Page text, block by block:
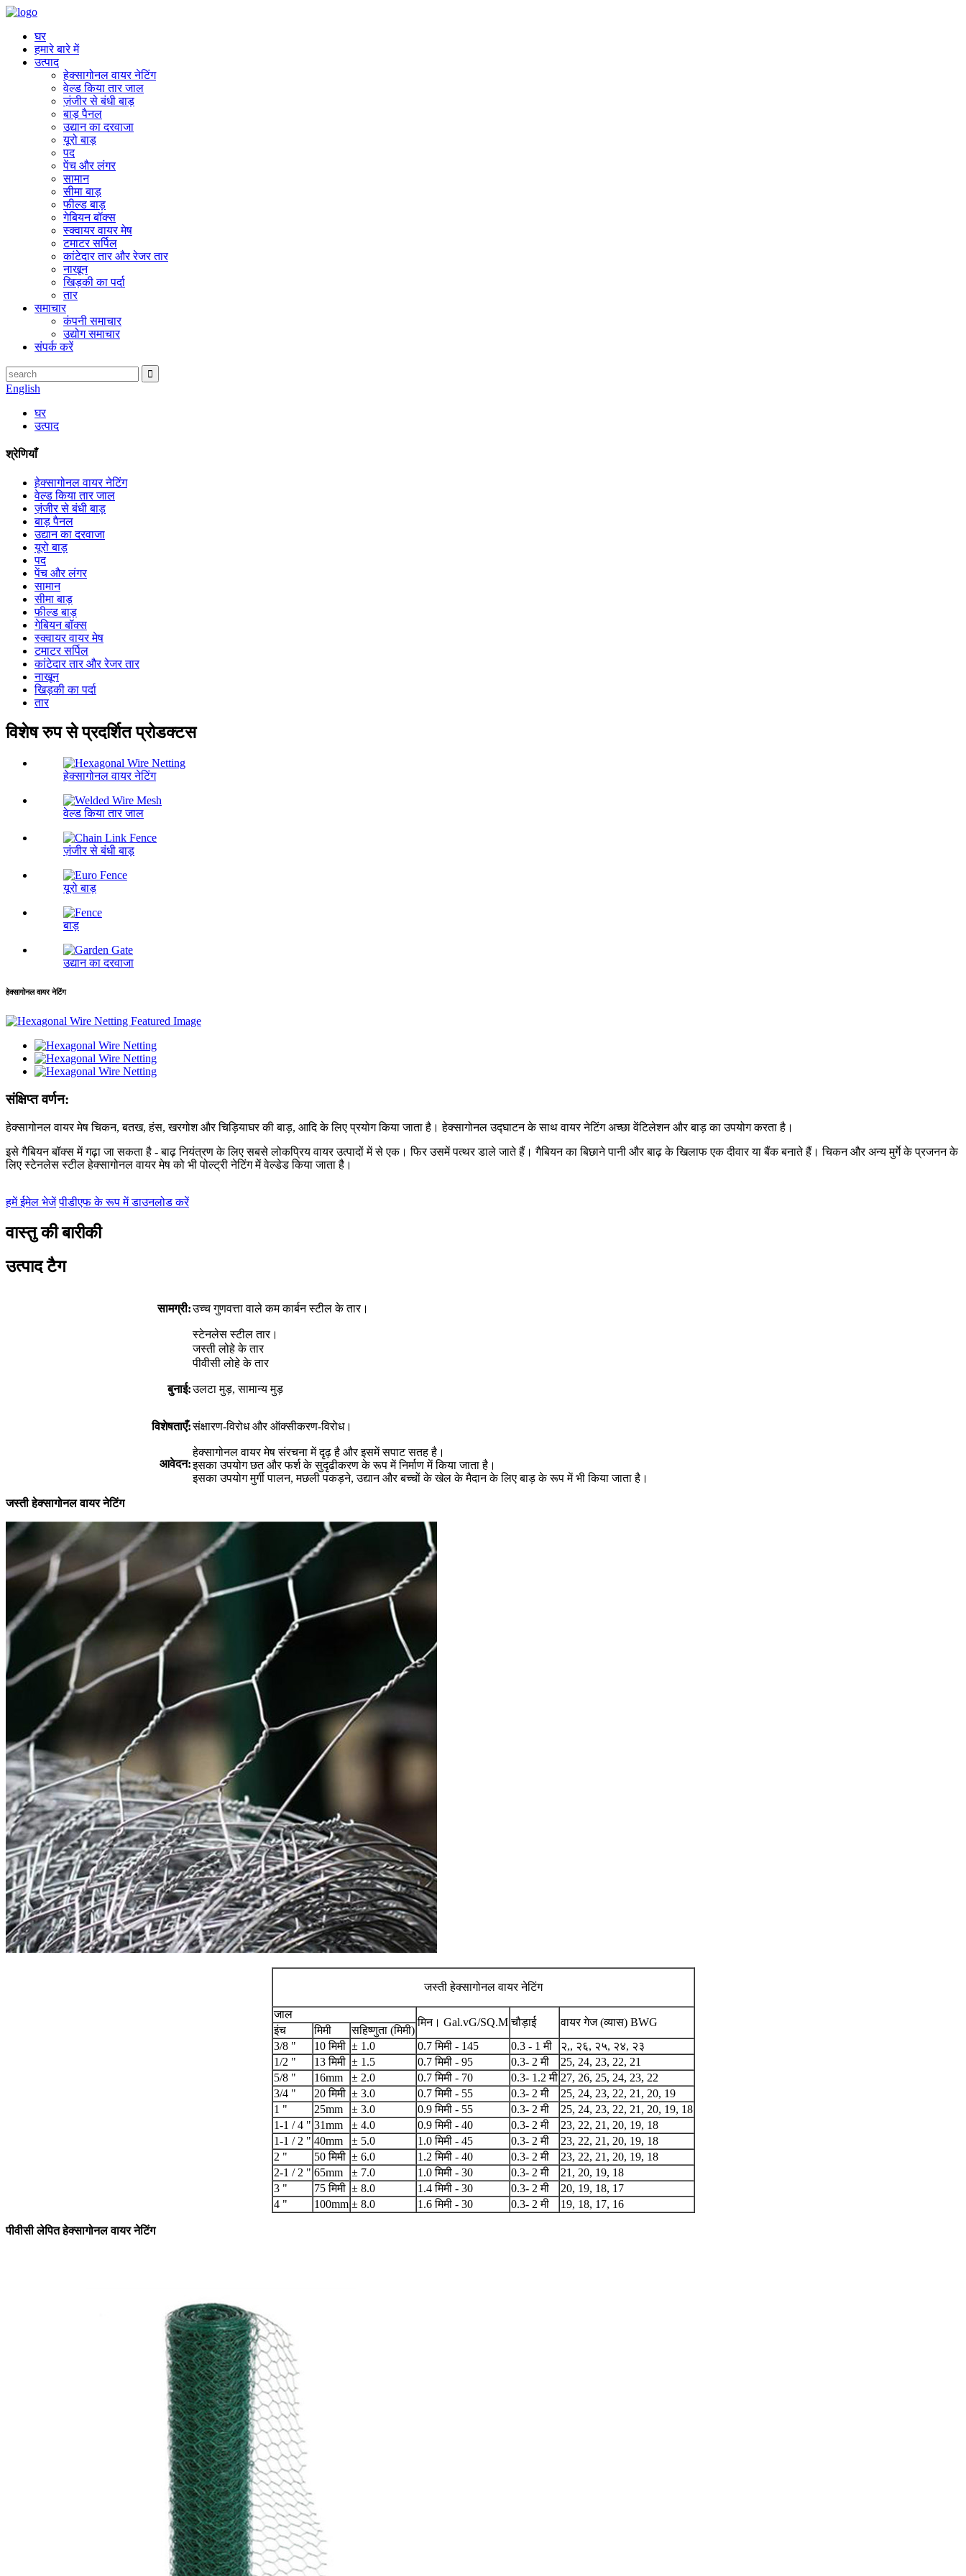
घर
हमारे बारे में
उत्पाद
हेक्सागोनल वायर नेटिंग
वेल्ड किया तार जाल
ज़ंजीर से बंधी बाड़
बाड़ पैनल
उद्यान का दरवाजा
यूरो बाड़
पद
पेंच और लंगर
सामान
सीमा बाड़
फील्ड बाड़
गेबियन बॉक्स
स्क्वायर वायर मेष
टमाटर सर्पिल
कांटेदार तार और रेजर तार
नाखून
खिड़की का पर्दा
तार
समाचार
कंपनी समाचार
उद्योग समाचार
संपर्क करें
English
घर
उत्पाद
श्रेणियाँ
हेक्सागोनल वायर नेटिंग
वेल्ड किया तार जाल
ज़ंजीर से बंधी बाड़
बाड़ पैनल
उद्यान का दरवाजा
यूरो बाड़
पद
पेंच और लंगर
सामान
सीमा बाड़
फील्ड बाड़
गेबियन बॉक्स
स्क्वायर वायर मेष
टमाटर सर्पिल
कांटेदार तार और रेजर तार
नाखून
खिड़की का पर्दा
तार
विशेष रुप से प्रदर्शित प्रोडक्टस
हेक्सागोनल वायर नेटिंग
वेल्ड किया तार जाल
ज़ंजीर से बंधी बाड़
यूरो बाड़
बाड़
उद्यान का दरवाजा
हेक्सागोनल वायर नेटिंग
संक्षिप्त वर्णन:
हेक्सागोनल वायर मेष चिकन, बतख, हंस, खरगोश और चिड़ियाघर की बाड़, आदि के लिए प्रयोग किया जाता है। हेक्सागोनल उद्घाटन के साथ वायर नेटिंग अच्छा वेंटिलेशन और बाड़ का उपयोग करता है।
इसे गैबियन बॉक्स में गढ़ा जा सकता है - बाढ़ नियंत्रण के लिए सबसे लोकप्रिय वायर उत्पादों में से एक। फिर उसमें पत्थर डाले जाते हैं। गैबियन का बिछाने पानी और बाढ़ के खिलाफ एक दीवार या बैंक बनाते हैं। चिकन और अन्य मुर्गे के प्रजनन के
लिए स्टेनलेस स्टील हेक्सागोनल वायर मेष को भी पोल्ट्री नेटिंग में वेल्डेड किया जाता है।
हमें ईमेल भेजें पीडीएफ के रूप में डाउनलोड करें
वास्तु की बारीकी
उत्पाद टैग
सामग्री:उच्च गुणवत्ता वाले कम कार्बन स्टील के तार।
स्टेनलेस स्टील तार।
जस्ती लोहे के तार
पीवीसी लोहे के तार
बुनाई:उलटा मुड़, सामान्य मुड़
विशेषताएँ:संक्षारण-विरोध और ऑक्सीकरण-विरोध।
आवेदन:
हेक्सागोनल वायर मेष संरचना में दृढ़ है और इसमें सपाट सतह है।
इसका उपयोग छत और फर्श के सुदृढीकरण के रूप में निर्माण में किया जाता है।
इसका उपयोग मुर्गी पालन, मछली पकड़ने, उद्यान और बच्चों के खेल के मैदान के लिए बाड़ के रूप में भी किया जाता है।
जस्ती हेक्सागोनल वायर नेटिंग
जस्ती हेक्सागोनल वायर नेटिंग
जाल
मिन। Gal.vG/SQ.M चौड़ाई वायर गेज (व्यास) BWG
इंच मिमी
सहिष्णुता (मिमी)
3/8 "
10 मिमी ± 1.0 0.7 मिमी - 145 0.3 - 1 मी
२,, २६, २५, २४, २३
1/2 "
13 मिमी ± 1.5 0.7 मिमी - 95 0.3- 2 मी
25, 24, 23, 22, 21
5/8 "
16mm ± 2.0 0.7 मिमी - 70 0.3- 1.2 मी 27, 26, 25, 24, 23, 22
3/4 "
20 मिमी ± 3.0 0.7 मिमी - 55 0.3- 2 मी
25, 24, 23, 22, 21, 20, 19
1 "
25mm ± 3.0 0.9 मिमी - 55 0.3- 2 मी
25, 24, 23, 22, 21, 20, 19, 18
1-1 / 4 " 31mm ± 4.0 0.9 मिमी - 40 0.3- 2 मी
23, 22, 21, 20, 19, 18
1-1 / 2 " 40mm ± 5.0 1.0 मिमी - 45 0.3- 2 मी
23, 22, 21, 20, 19, 18
2 "
50 मिमी ± 6.0 1.2 मिमी - 40 0.3- 2 मी
23, 22, 21, 20, 19, 18
2-1 / 2 " 65mm ± 7.0 1.0 मिमी - 30 0.3- 2 मी
21, 20, 19, 18
3 "
75 मिमी ± 8.0 1.4 मिमी - 30 0.3- 2 मी
20, 19, 18, 17
4 "
100mm ± 8.0 1.6 मिमी - 30 0.3- 2 मी 19, 18, 17, 16
पीवीसी लेपित हेक्सागोनल वायर नेटिंग